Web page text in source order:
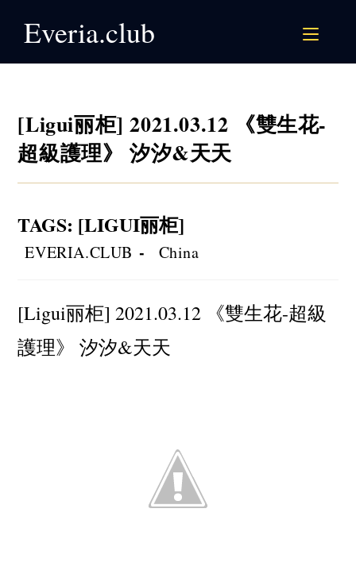
Everia.club
[Ligui丽柜] 2021.03.12 《雙生花-
超級護理》 汐汐&天天
TAGS: [LIGUI丽柜]
Post
author:
EVERIA.CLUB
Post
category:
China
[Ligui丽柜] 2021.03.12 《雙生花-超級
護理》 汐汐&天天